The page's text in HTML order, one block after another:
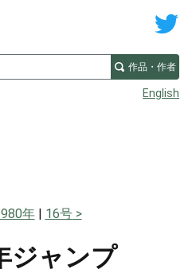
作品・作者
English
年 16号
ジャンプ